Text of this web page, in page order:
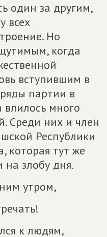
один за другим,
всех
Но
когда
вступившим в
партии в
влилось много
Среди них и член
Республики
которая тут же
на злобу дня.
утром,
к людям,